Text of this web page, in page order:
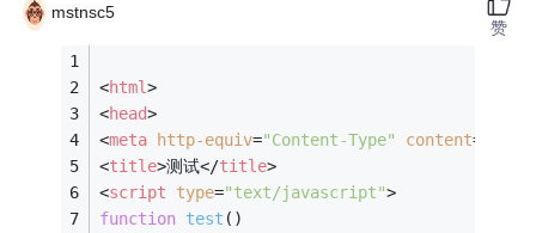
mstnsc5
<html>
<head>
<meta http-equiv="Content-Type" content=
<title>测试</title>
<script type="text/javascript">
function test ( )
赞